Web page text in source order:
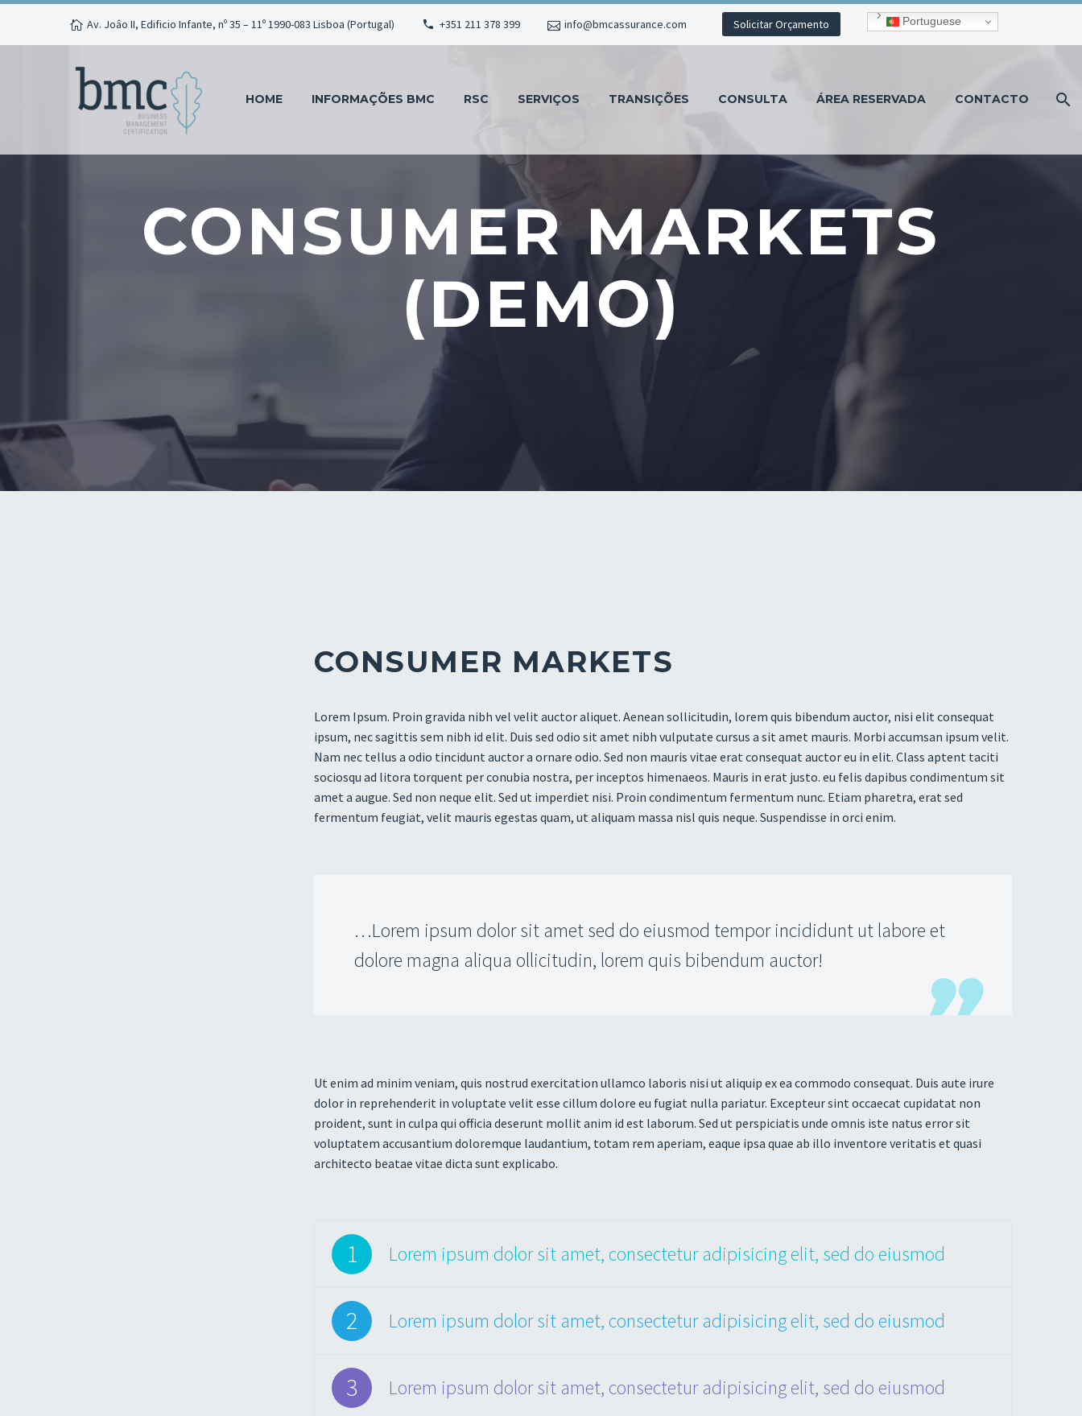
Av. Joâo II, Edificio Infante, nº 35 – 11º 1990-083 Lisboa (Portugal) +351 211 378 399 info@bmcassurance.com Portuguese
Solicitar Orçamento
HOME INFORMAÇÕES BMC RSC SERVIÇOS TRANSIÇÕES CONSULTA ÁREA RESERVADA CONTACTO
CONSUMER MARKETS
(DEMO)
CONSUMER MARKETS
Lorem Ipsum. Proin gravida nibh vel velit auctor aliquet. Aenean sollicitudin, lorem quis bibendum auctor, nisi elit consequat
ipsum, nec sagittis sem nibh id elit. Duis sed odio sit amet nibh vulputate cursus a sit amet mauris. Morbi accumsan ipsum velit.
Nam nec tellus a odio tincidunt auctor a ornare odio. Sed non mauris vitae erat consequat auctor eu in elit. Class aptent taciti
sociosqu ad litora torquent per conubia nostra, per inceptos himenaeos. Mauris in erat justo. eu felis dapibus condimentum sit
amet a augue. Sed non neque elit. Sed ut imperdiet nisi. Proin condimentum fermentum nunc. Etiam pharetra, erat sed
fermentum feugiat, velit mauris egestas quam, ut aliquam massa nisl quis neque. Suspendisse in orci enim.
…Lorem ipsum dolor sit amet sed do eiusmod tempor incididunt ut labore et
dolore magna aliqua ollicitudin, lorem quis bibendum auctor!
Ut enim ad minim veniam, quis nostrud exercitation ullamco laboris nisi ut aliquip ex ea commodo consequat. Duis aute irure
dolor in reprehenderit in voluptate velit esse cillum dolore eu fugiat nulla pariatur. Excepteur sint occaecat cupidatat non
proident, sunt in culpa qui officia deserunt mollit anim id est laborum. Sed ut perspiciatis unde omnis iste natus error sit
voluptatem accusantium doloremque laudantium, totam rem aperiam, eaque ipsa quae ab illo inventore veritatis et quasi
architecto beatae vitae dicta sunt explicabo.
1 Lorem ipsum dolor sit amet, consectetur adipisicing elit, sed do eiusmod
2 Lorem ipsum dolor sit amet, consectetur adipisicing elit, sed do eiusmod
3 Lorem ipsum dolor sit amet, consectetur adipisicing elit, sed do eiusmod